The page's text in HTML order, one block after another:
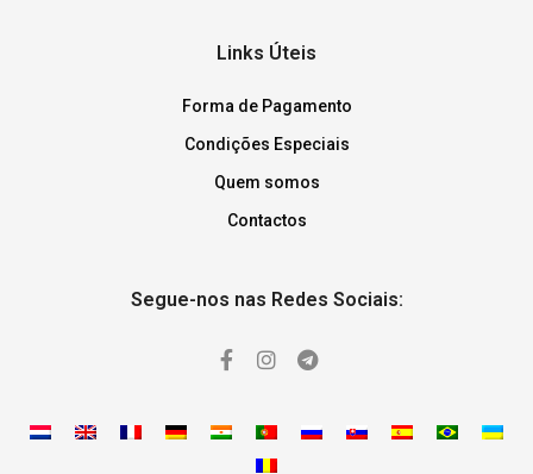
Links Úteis
Forma de Pagamento
Condições Especiais
Quem somos
Contactos
Segue-nos nas Redes Sociais: